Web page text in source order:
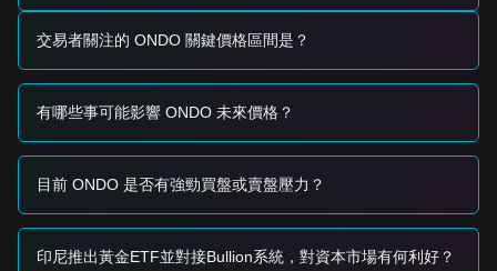
買入策略
基於當前市場結構，建議以下參考策略：
• 等待 ONDO 價格回調至 $0.35支撐位後分批買入。
趨勢型投資者
• 如果 ONDO 價格突破 $0.40，可能形成新的上漲趨勢。
• 在這種情景下，下一個目標價可能是 $0.43 - $0.45
長期投資者
效，可逐步建倉。
交易者關注的 ONDO 關鍵價格區間是？
有哪些事可能影響 ONDO 未來價格？
目前 ONDO 是否有強勁買盤或賣盤壓力？
印尼推出黃金ETF並對接Bullion系統，對資本市場有何利好？